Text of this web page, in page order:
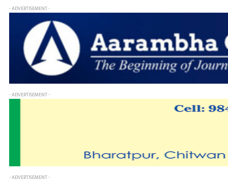
- ADVERTISEMENT -
- ADVERTISEMENT -
- ADVERTISEMENT -